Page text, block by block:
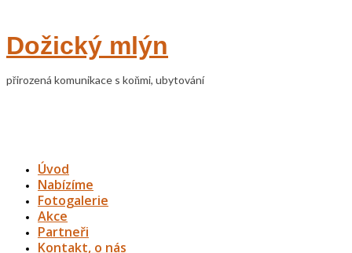
Dožický mlýn
přirozená komunikace s koňmi, ubytování
Úvod
Nabízíme
Fotogalerie
Akce
Partneři
Kontakt, o nás